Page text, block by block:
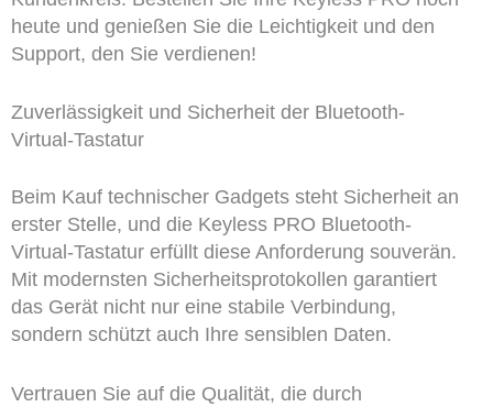
heute und genießen Sie die Leichtigkeit und den
Support, den Sie verdienen!
Zuverlässigkeit und Sicherheit der Bluetooth-
Virtual-Tastatur
Beim Kauf technischer Gadgets steht Sicherheit an
erster Stelle, und die Keyless PRO Bluetooth-
Virtual-Tastatur erfüllt diese Anforderung souverän.
Mit modernsten Sicherheitsprotokollen garantiert
das Gerät nicht nur eine stabile Verbindung,
sondern schützt auch Ihre sensiblen Daten.
Vertrauen Sie auf die Qualität, die durch